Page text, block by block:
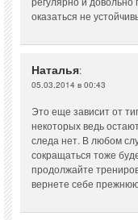
оказаться не
Наталья:
05.03.2014 в 00:43
Это еще зависит от
некоторых ведь
следа нет. В любом
сокращаться тоже
продолжайте
вернете себе